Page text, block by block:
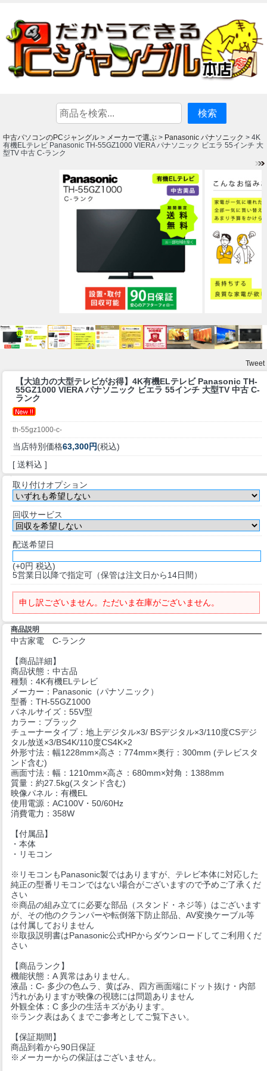
中古パソコンのPCジャングル > メーカーで選ぶ > Panasonic パナソニック > 4K
有機ELテレビ Panasonic TH-55GZ1000 VIERA パナソニック ビエラ 55インチ 大
型TV 中古 C-ランク
Tweet
【大迫力の大型テレビがお得】 4K有機ELテレビ Panasonic TH-
55GZ1000 VIERA パナソニック ビエラ 55インチ 大型TV 中古 C-
ランク
th-55gz1000-c-
当店特別価格63,300円(税込)
[ 送料込 ]
取り付けオプション
回収サービス
配送希望日
(+0円 税込)
5営業日以降で指定可（保管は注文日から14日間）
申し訳ございません。ただいま在庫がございません。
商品説明
中古家電 C-ランク
【商品詳細】
商品状態：中古品
種類：4K有機ELテレビ
メーカー：Panasonic（パナソニック）
型番：TH-55GZ1000
パネルサイズ：55V型
カラー：ブラック
チューナータイプ：地上デジタル×3/ BSデジタル×3/110度CSデジ
タル放送×3/BS4K/110度CS4K×2
外形寸法：幅1228mm×高さ：774mm×奥行：300mm (テレビスタ
ンド含む)
画面寸法：幅：1210mm×高さ：680mm×対角：1388mm
質量：約27.5kg(スタンド含む)
映像パネル：有機EL
使用電源：AC100V・50/60Hz
消費電力：358W
【付属品】
・本体
・リモコン
※リモコンもPanasonic製ではありますが、テレビ本体に対応した
純正の型番リモコンではない場合がございますので予めご了承くだ
さい
※商品の組み立てに必要な部品（スタンド・ネジ等）はございます
が、その他のクランパーや転倒落下防止部品、AV変換ケーブル等
は付属しておりません
※取扱説明書はPanasonic公式HPからダウンロードしてご利用くだ
さい
【商品ランク】
機能状態：A 異常はありません。
液晶：C- 多少の色ムラ、黄ばみ、四方画面端にドット抜け・内部
汚れがありますが映像の視聴には問題ありません
外観全体：C 多少の生活キズがあります。
※ランク表はあくまでご参考としてご覧下さい。
【保証期間】
商品到着から90日保証
※メーカーからの保証はございません。